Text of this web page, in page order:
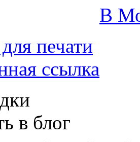
В
печати
ссылка
в блог